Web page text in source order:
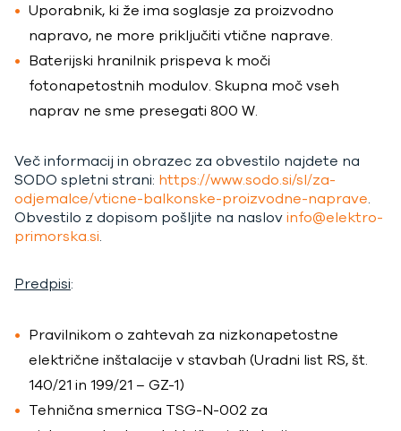
Uporabnik, ki že ima soglasje za proizvodno
napravo, ne more priključiti vtične naprave.
Baterijski hranilnik prispeva k moči
fotonapetostnih modulov. Skupna moč vseh
naprav ne sme presegati 800 W.
Več informacij in obrazec za obvestilo najdete na
SODO spletni strani: https://www.sodo.si/sl/za-
odjemalce/vticne-balkonske-proizvodne-naprave.
Obvestilo z dopisom pošljite na naslovinfo@elektro-
primorska.si.
Predpisi:
Pravilnikom o zahtevah za nizkonapetostne
električne inštalacije v stavbah (Uradni list RS, št.
140/21 in 199/21 – GZ-1)
Tehnična smernica TSG-N-002 za